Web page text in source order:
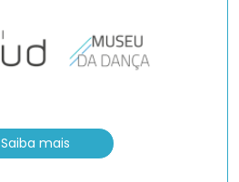
Saiba mais